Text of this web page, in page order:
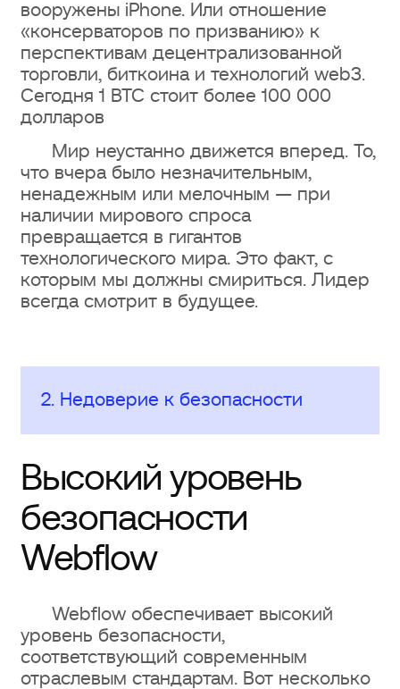
вооружены iPhone. Или отношение
«консерваторов по призванию» к
перспективам децентрализованной
торговли, биткоина и технологий web3.
Сегодня 1 BTC стоит более 100 000
долларов
Мир неустанно движется вперед. То,
что вчера было незначительным,
ненадежным или мелочным — при
наличии мирового спроса
превращается в гигантов
технологического мира. Это факт, с
которым мы должны смириться. Лидер
всегда смотрит в будущее.
2. Недоверие к безопасности
Высокий уровень
безопасности
Webflow
Webflow обеспечивает высокий
уровень безопасности,
соответствующий современным
отраслевым стандартам. Вот несколько